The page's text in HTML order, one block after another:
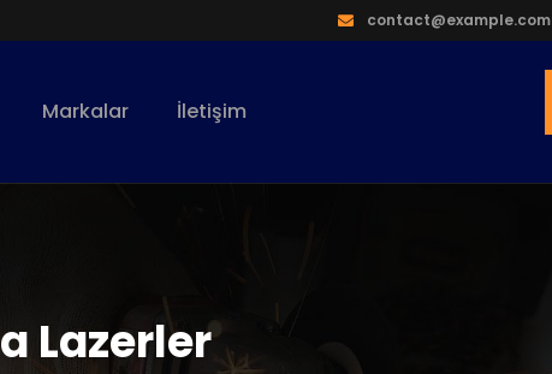
contact@example.com
Markalar İletişim
Lazerler